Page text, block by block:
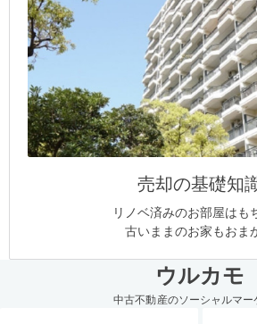
売却の基礎知
リノベ済みのお部屋はも
古いままのお家もおま
ウルカモ
中古不動産のソーシャルマー